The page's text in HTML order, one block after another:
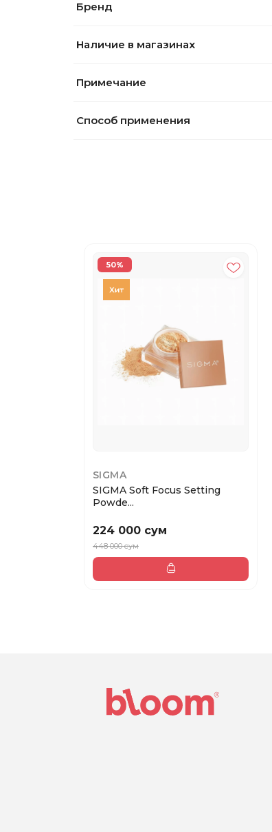
Бренд
Наличие в магазинах
Примечание
Способ применения
50%
SIGMA
SIGMA Soft Focus Setting
Powde...
224 000 сум
448 000 сум